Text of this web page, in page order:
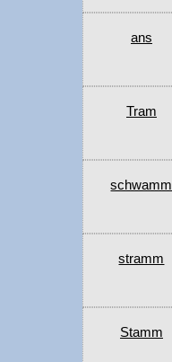
ans
Tram
schwamm
stramm
Stamm